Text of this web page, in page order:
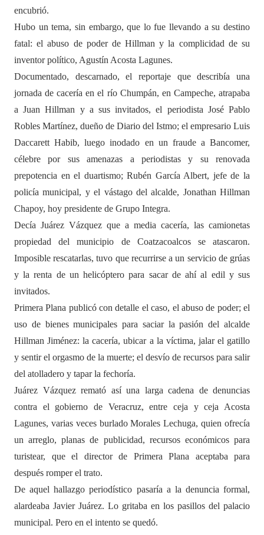
encubrió.
Hubo un tema, sin embargo, que lo fue llevando a su destino
fatal: el abuso de poder de Hillman y la complicidad de su
inventor político, Agustín Acosta Lagunes.
Documentado, descarnado, el reportaje que describía una
jornada de cacería en el río Chumpán, en Campeche, atrapaba
a Juan Hillman y a sus invitados, el periodista José Pablo
Robles Martínez, dueño de Diario del Istmo; el empresario Luis
Daccarett Habib, luego inodado en un fraude a Bancomer,
célebre por sus amenazas a periodistas y su renovada
prepotencia en el duartismo; Rubén García Albert, jefe de la
policía municipal, y el vástago del alcalde, Jonathan Hillman
Chapoy, hoy presidente de Grupo Integra.
Decía Juárez Vázquez que a media cacería, las camionetas
propiedad del municipio de Coatzacoalcos se atascaron.
Imposible rescatarlas, tuvo que recurrirse a un servicio de grúas
y la renta de un helicóptero para sacar de ahí al edil y sus
invitados.
Primera Plana publicó con detalle el caso, el abuso de poder; el
uso de bienes municipales para saciar la pasión del alcalde
Hillman Jiménez: la cacería, ubicar a la víctima, jalar el gatillo
y sentir el orgasmo de la muerte; el desvío de recursos para salir
del atolladero y tapar la fechoría.
Juárez Vázquez remató así una larga cadena de denuncias
contra el gobierno de Veracruz, entre ceja y ceja Acosta
Lagunes, varias veces burlado Morales Lechuga, quien ofrecía
un arreglo, planas de publicidad, recursos económicos para
turistear, que el director de Primera Plana aceptaba para
después romper el trato.
De aquel hallazgo periodístico pasaría a la denuncia formal,
alardeaba Javier Juárez. Lo gritaba en los pasillos del palacio
municipal. Pero en el intento se quedó.